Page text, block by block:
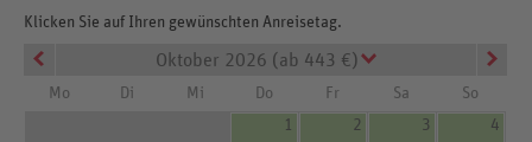
Klicken Sie auf Ihren gewünschten Anreisetag.
Oktober 2026 (ab 443 €)
Mo Di Mi Do Fr Sa
So
1
2 3 4